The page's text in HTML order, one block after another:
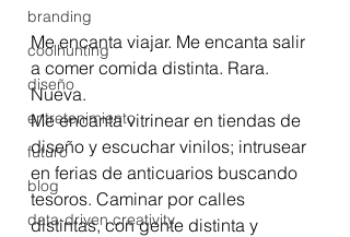
branding
coolhunting
diseño
entretenimiento
futuro
blog
data-driven creativity
Me encanta viajar. Me encanta salir
a comer comida distinta. Rara.
Nueva.
Me encanta vitrinear en tiendas de
diseño y escuchar vinilos; intrusear
en ferias de anticuarios buscando
tesoros. Caminar por calles
distintas, con gente distinta y